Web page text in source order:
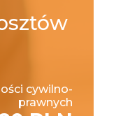
cywilno-
prawnych